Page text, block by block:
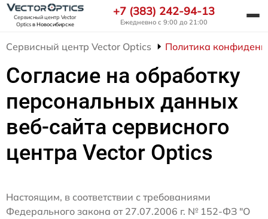
Сервисный центр Vector
Opticsв Новосибирске
+7 (383) 242-94-13
Ежедневно с 9:00 до 21:00
Сервисный центр Vector Optics Политика
Согласие на обработку
персональных данных
веб-сайта сервисного
центра Vector Optics
Настоящим, в соответствии с требованиями
Федерального закона от 27.07.2006 г. № 152-ФЗ "О